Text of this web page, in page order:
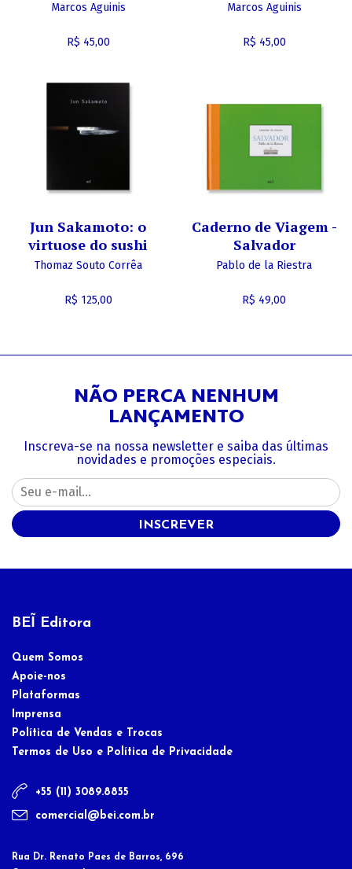
Marcos Aguinis
R$ 45,00
Marcos Aguinis
R$ 45,00
Jun Sakamoto: o
virtuose do sushi
Thomaz Souto Corrêa
R$ 125,00
Caderno de Viagem -
Salvador
Pablo de la Riestra
R$ 49,00
NÃO PERCA NENHUM
LANÇAMENTO
Inscreva-se na nossa newsletter e saiba das últimas
novidades e promoções especiais.
INSCREVER
BEĨ Editora
Quem Somos
Apoie-nos
Plataformas
Imprensa
Política de Vendas e Trocas
Termos de Uso e Política de Privacidade
+55 (11) 3089.8855
comercial@bei.com.br
Rua Dr. Renato Paes de Barros, 696